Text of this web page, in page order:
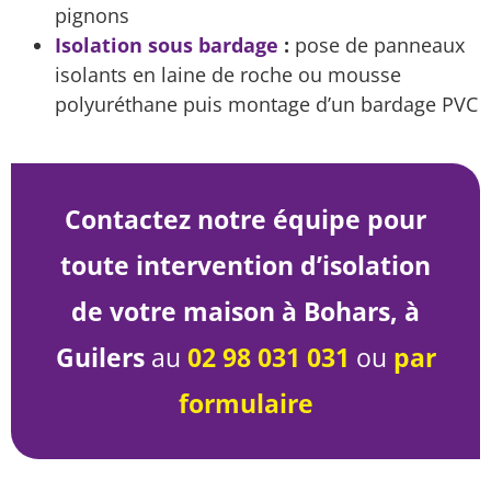
pignons
Isolation sous bardage : pose de panneaux
isolants en laine de roche ou mousse
polyuréthane puis montage d’un bardage PVC
Contactez notre équipe pour
toute intervention d’isolation
de votre maison à Bohars, à
Guilersau 02 98 031 031 ou par
formulaire